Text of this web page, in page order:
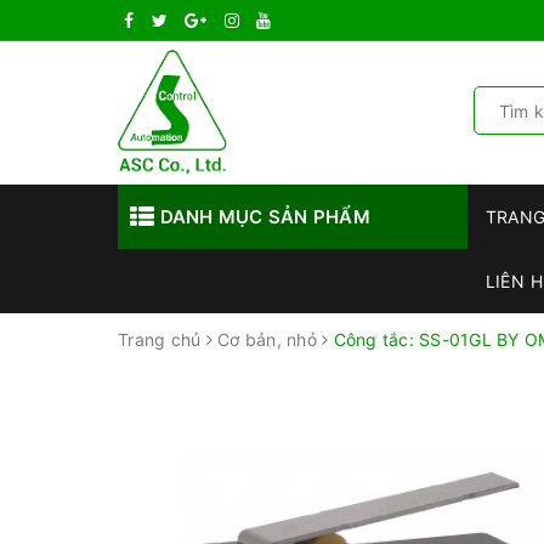
DANH MỤC SẢN PHẨM
LIÊN
Trang chủ Cơ bản, nhỏ Công tắc: SS-01GL BY